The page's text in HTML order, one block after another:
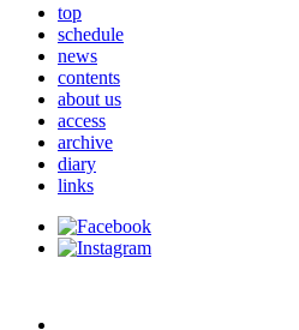
top
schedule
news
contents
about us
access
archive
diary
links